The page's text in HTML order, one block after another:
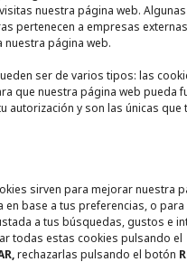
nuestra página web.
pertenecen a empresas
nuestra página web.
ser de varios tipos: las
que nuestra página web pueda
autorización y son las únicas que
sirven para mejorar nuestra
en base a tus preferencias, o
a tus búsquedas, gustos e
todas estas cookies pulsando el
rechazarlas pulsando el botón
Legal
Política de